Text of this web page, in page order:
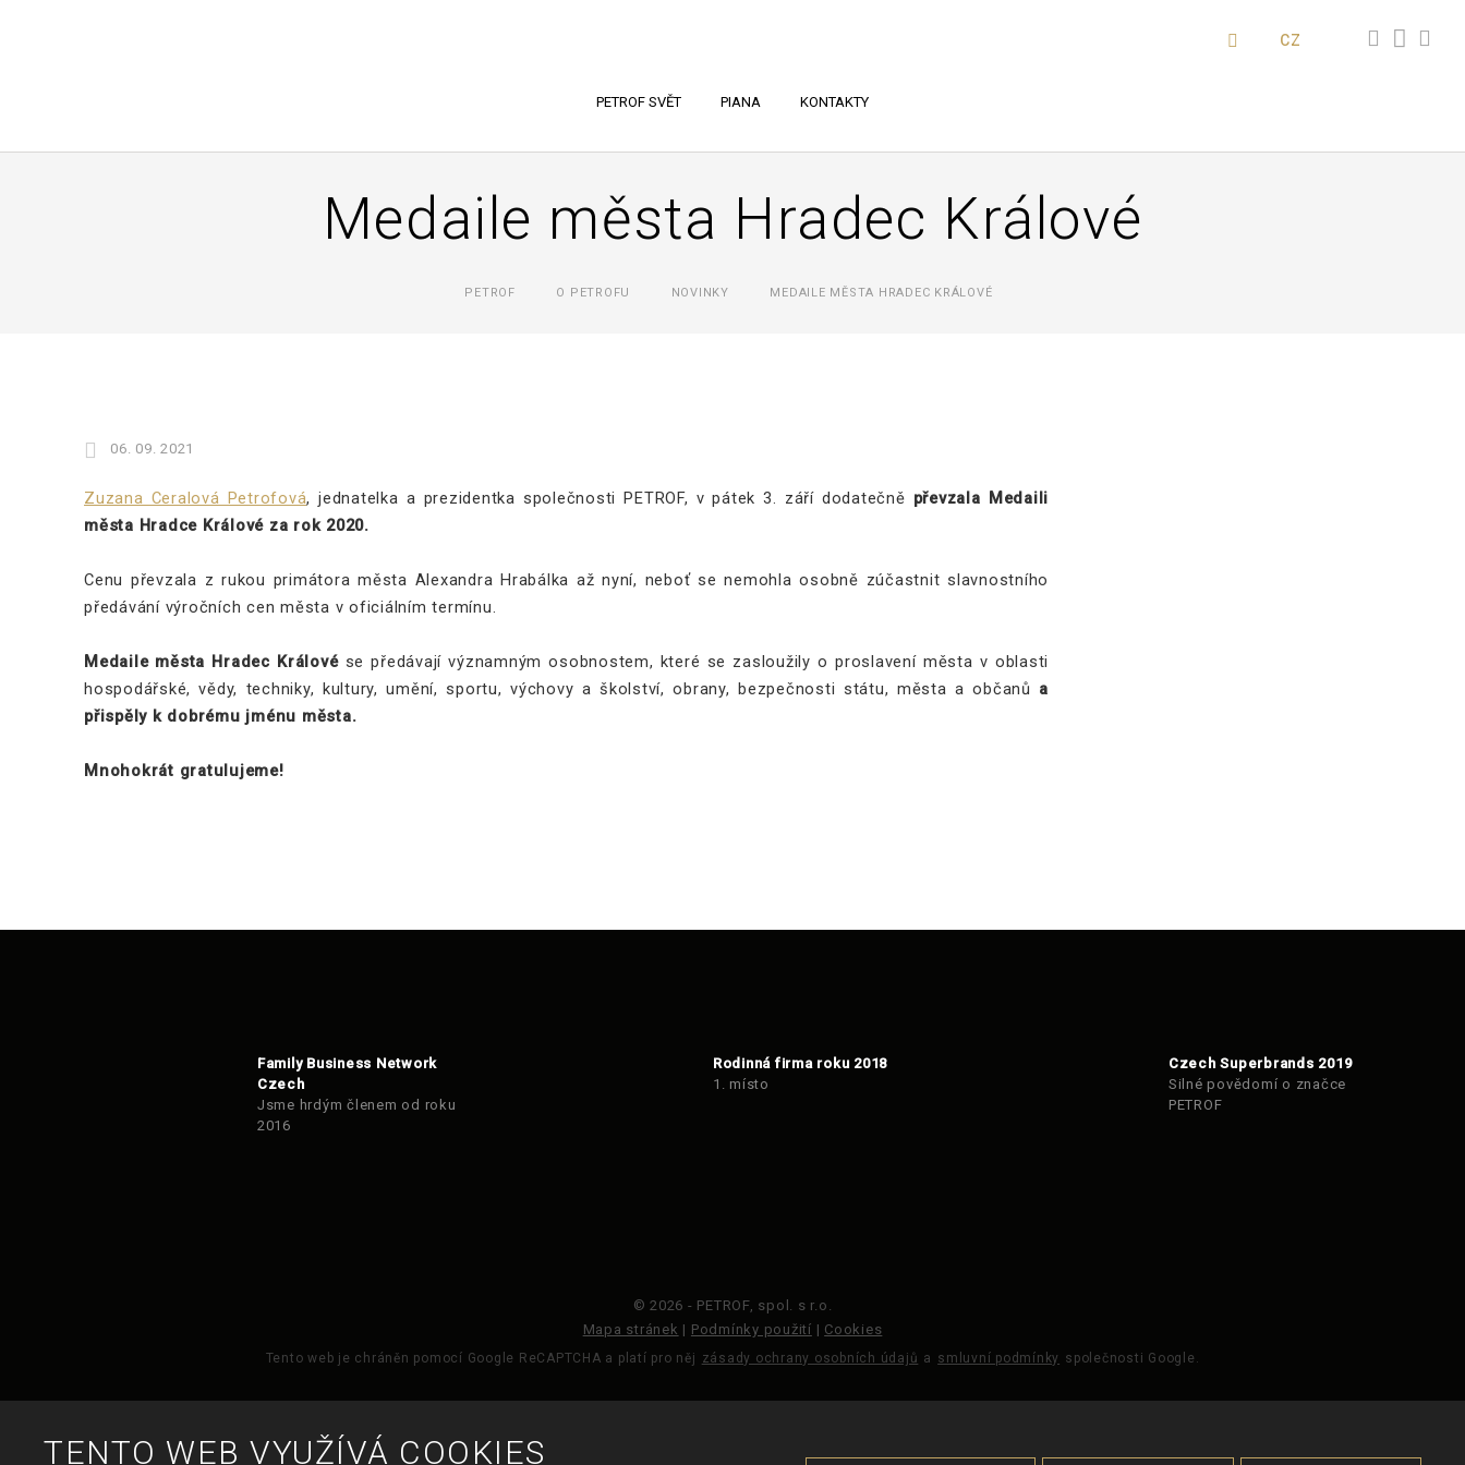
PETROF SVĚT PIANA KONTAKTY
CZ
Medaile města Hradec Králové
PETROF O PETROFU NOVINKY MEDAILE MĚSTA HRADEC KRÁLOVÉ
06. 09. 2021
Zuzana Ceralová Petrofová, jednatelka a prezidentka společnosti PETROF, v pátek 3. září dodatečně převzala Medaili
města Hradce Králové za rok 2020.
Cenu převzala z rukou primátora města Alexandra Hrabálka až nyní, neboť se nemohla osobně zúčastnit slavnostního
předávání výročních cen města v oficiálním termínu.
Medaile města Hradec Královése předávají významným osobnostem, které se zasloužily o proslavení města v oblasti
hospodářské, vědy, techniky, kultury, umění, sportu, výchovy a školství, obrany, bezpečnosti státu, města a občanů a
přispěly k dobrému jménu města.
Mnohokrát gratulujeme!
Family Business Network
Czech
Jsme hrdým členem od roku
2016
Rodinná firma roku 2018
1. místo
Czech Superbrands 2019
Silné povědomí o značce
PETROF
© 2026 - PETROF, spol. s r.o.
Mapa stránek | Podmínky použití | Cookies
Tento web je chráněn pomocí Google ReCAPTCHA a platí pro něj zásady ochrany osobních údajů a smluvní podmínky společnosti Google.
TENTO WEB VYUŽÍVÁ COOKIES